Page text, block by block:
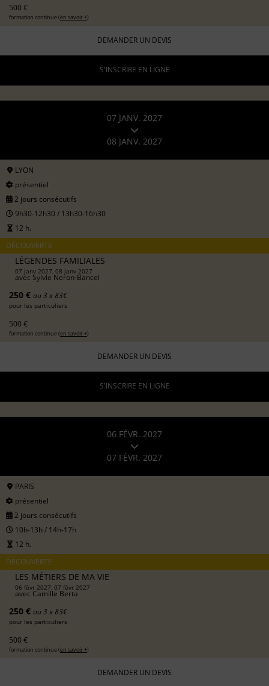
500 €
formation continue (en savoir +)
DEMANDER UN DEVIS
S'INSCRIRE EN LIGNE
07 JANV. 2027
08 JANV. 2027
LYON
présentiel
2 jours consécutifs
9h30-12h30 / 13h30-16h30
12 h.
DÉCOUVERTE
LÉGENDES FAMILIALES
07 janv 2027, 08 janv 2027
avec Sylvie Neron-Bancel
250 € ou 3 x 83€
pour les particuliers
500 €
formation continue (en savoir +)
DEMANDER UN DEVIS
S'INSCRIRE EN LIGNE
06 FÉVR. 2027
07 FÉVR. 2027
PARIS
présentiel
2 jours consécutifs
10h-13h / 14h-17h
12 h.
DÉCOUVERTE
LES MÉTIERS DE MA VIE
06 févr 2027, 07 févr 2027
avec Camille Berta
250 € ou 3 x 83€
pour les particuliers
500 €
formation continue (en savoir +)
DEMANDER UN DEVIS